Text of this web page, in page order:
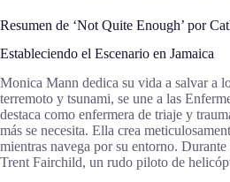
Resumen de ‘Not Quite Enough’ por
Estableciendo el Escenario en Jamaica
Monica Mann dedica su vida a salvar a
terremoto y tsunami, se une a las
destaca como enfermera de triaje y
más se necesita. Ella crea
mientras navega por su entorno.
Trent Fairchild, un rudo piloto de